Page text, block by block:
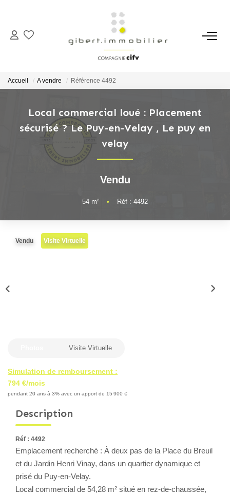
ACHETER
Maisons
Locaux Professionnels
Parkings
Immeubles
Terrains
LOUER
Appartements
Locaux Professionnels
NOTRE AGENCE
Notre Histoire
Nous Rejoindre
CONTACT
Accueil A vendre Référence 4492
Local commercial loué : Placement
sécurisé ? Le Puy-en-Velay , Le puy en
velay
Vendu
54 m² • Réf : 4492
Vendu Visite Virtuelle
Simulation de remboursement :
794 €/mois
pendant 20 ans à 3% avec un apport de 15 900 €
Visite Virtuelle
Description
Réf : 4492
Emplacement recherché : À deux pas de la Place du Breuil
et du Jardin Henri Vinay, dans un quartier dynamique et
prisé du Puy-en-Velay.
Local commercial de 54,28 m² situé en rez-de-chaussée,